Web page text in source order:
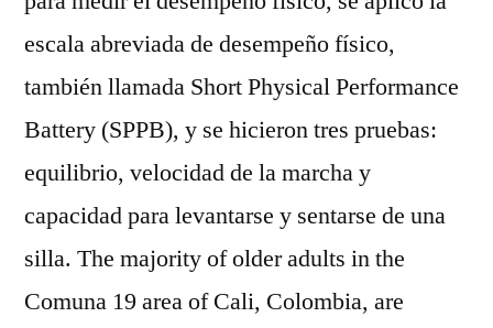
escala abreviada de desempeño físico,
también llamada Short Physical Performance
Battery (SPPB), y se hicieron tres pruebas:
equilibrio, velocidad de la marcha y
capacidad para levantarse y sentarse de una
silla. The majority of older adults in the
Comuna 19 area of Cali, Colombia, are